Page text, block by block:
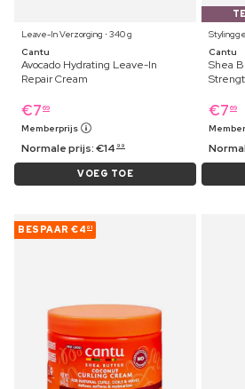
Leave-In Verzorging ⋅ 340 g
Cantu
Avocado Hydrating Leave-In
Repair Cream
€7 69
Memberprijs
Normale prijs:€14 99
VOEG TOE
Cantu
Shea
€7 69
BESPAAR €4 01